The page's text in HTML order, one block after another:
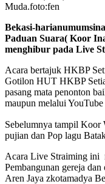
Muda.foto:fen
Bekasi-
Paduan Suara( Koor
menghibur pada Live
Acara bertajuk HKBP
Gotilon HUT HKBP
pasang mata penonton
maupun melalui YouTube
Sebelumnya tampil
pujian dan Pop lagu
Acara Live Straiming ini
Pembangunan gereja
Aren Jaya zkotamadya